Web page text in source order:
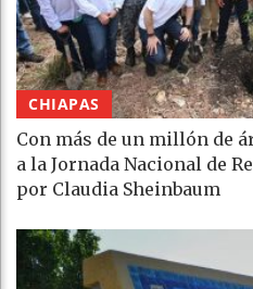
CHIAPAS
Con más de un millón de
a la Jornada Nacional de
por Claudia Sheinbaum